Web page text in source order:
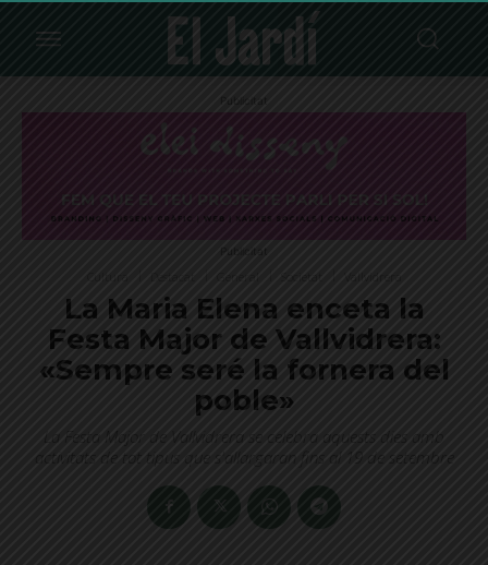
Publicitat
Publicitat
La Maria Elena enceta la
Festa Major de Vallvidrera:
«Sempre seré la fornera del
poble»
La Festa Major de Vallvidrera se celebra aquests dies amb
activitats de tot tipus que s'allargaran fins al 19 de setembre